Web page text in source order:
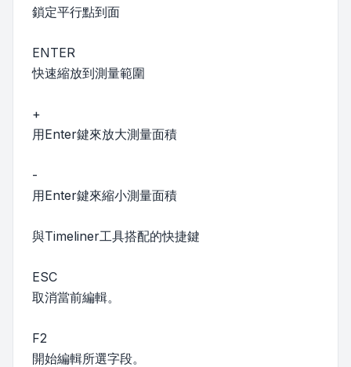
鎖定平行點到面
ENTER
快速縮放到測量範圍
+
用Enter鍵來放大測量面積
-
用Enter鍵來縮小測量面積
與Timeliner工具搭配的快捷鍵
ESC
取消當前編輯。
F2
開始編輯所選字段。